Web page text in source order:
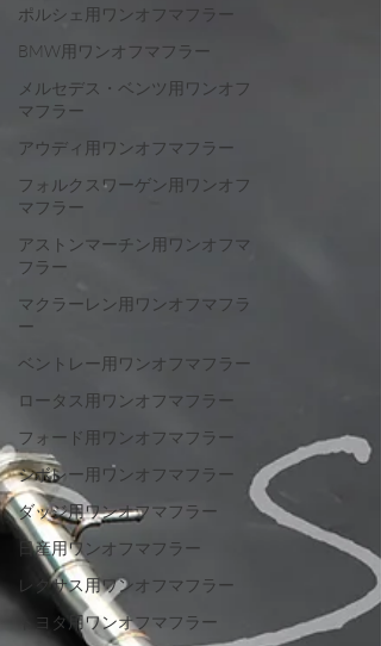
ポルシェ用ワンオフマフラー
BMW用ワンオフマフラー
メルセデス・ベンツ用ワンオフ
マフラー
アウディ用ワンオフマフラー
フォルクスワーゲン用ワンオフ
マフラー
アストンマーチン用ワンオフマ
フラー
マクラーレン用ワンオフマフラ
ー
ベントレー用ワンオフマフラー
ロータス用ワンオフマフラー
フォード用ワンオフマフラー
シボレー用ワンオフマフラー
ダッジ用ワンオフマフラー
日産用ワンオフマフラー
レクサス用ワンオフマフラー
トヨタ用ワンオフマフラー